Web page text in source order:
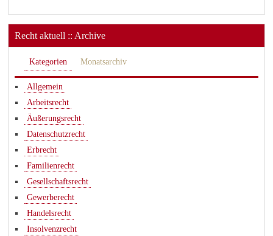
Recht aktuell :: Archive
Kategorien Monatsarchiv
Allgemein
Arbeitsrecht
Äußerungsrecht
Datenschutzrecht
Erbrecht
Familienrecht
Gesellschaftsrecht
Gewerberecht
Handelsrecht
Insolvenzrecht